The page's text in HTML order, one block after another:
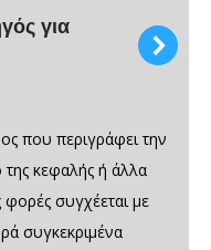
για
που περιγράφει την
κεφαλής ή άλλα
συγχέεται με
συγκεκριμένα